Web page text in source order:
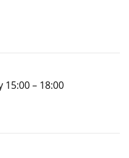
15:00 – 18:00